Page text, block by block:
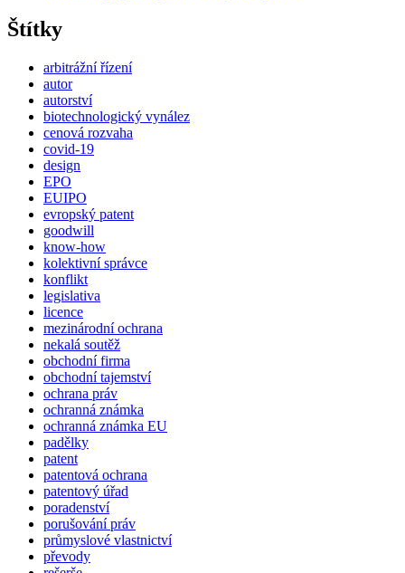
Štítky
arbitrážní řízení
autor
autorství
biotechnologický vynález
cenová rozvaha
covid-19
design
EPO
EUIPO
evropský patent
goodwill
know-how
kolektivní správce
konflikt
legislativa
licence
mezinárodní ochrana
nekalá soutěž
obchodní firma
obchodní tajemství
ochrana práv
ochranná známka
ochranná známka EU
padělky
patent
patentová ochrana
patentový úřad
poradenství
porušování práv
průmyslové vlastnictví
převody